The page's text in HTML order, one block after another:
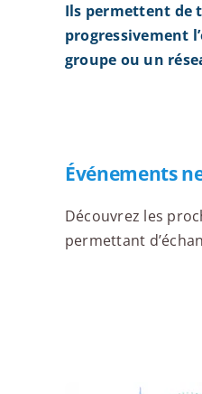
Ils permettent de
progressivement
groupe ou un
Événements
Découvrez les
permettant